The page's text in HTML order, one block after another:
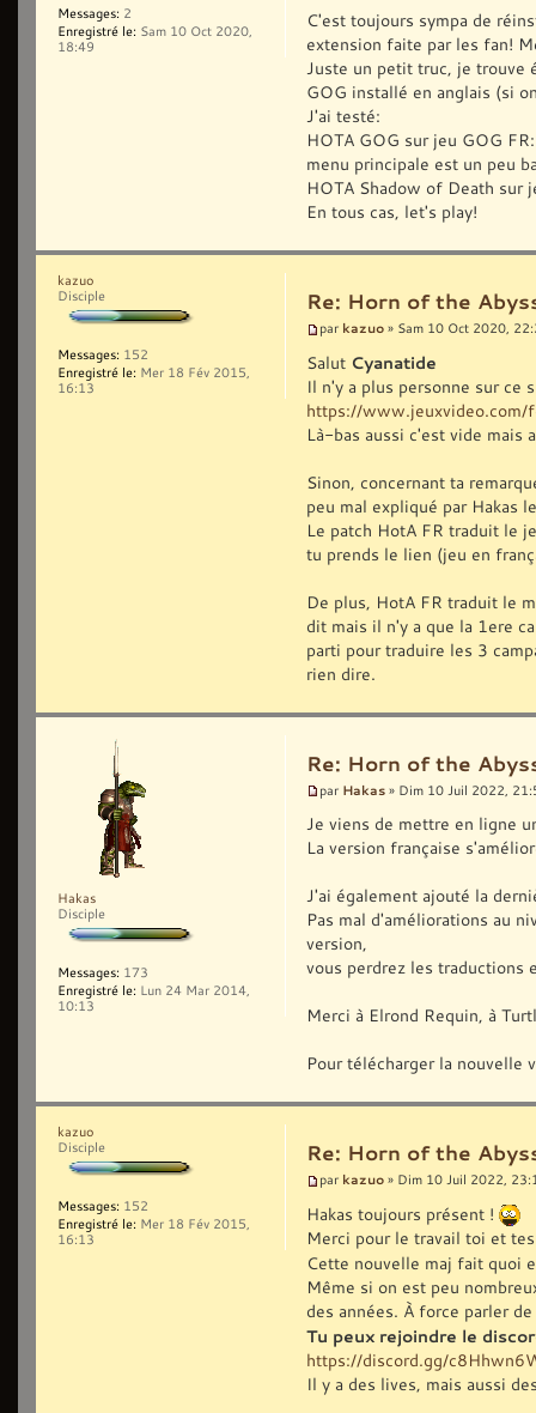
C'est toujours sympa de
extension faite par les fan!
Juste un petit truc, je trouve
GOG installé en anglais (si
J'ai testé:
HOTA GOG sur jeu GOG
menu principale est un peu
HOTA Shadow of Death sur
En tous cas, let's play!
Messages: 2
Enregistré le: Sam 10 Oct 2020,
18:49
Re: Horn of the
par kazuo » Sam 10 Oct 2020,
Salut Cyanatide
Il n'y a plus personne sur ce
https://
Là-bas aussi c'est vide mais
Sinon, concernant ta
peu mal expliqué par Hakas
Le patch HotA FR traduit le
tu prends le lien (jeu en
De plus, HotA FR traduit le
dit mais il n'y a que la 1ere
parti pour traduire les 3
rien dire.
kazuo
Disciple
Messages: 152
Enregistré le: Mer 18 Fév 2015,
16:13
Re: Horn of the
par Hakas » Dim 10 Juil 2022,
Je viens de mettre en ligne
La version française
J'ai également ajouté la
Pas mal d'améliorations au
version,
vous perdrez les traductions
Merci à Elrond Requin, à
Pour télécharger la
Hakas
Disciple
Messages: 173
Enregistré le: Lun 24 Mar 2014,
10:13
Re: Horn of the
par kazuo » Dim 10 Juil 2022,
Hakas toujours présent !
Merci pour le travail toi et
Cette nouvelle maj fait quoi
Même si on est peu
des années. À force parler
Tu peux rejoindre le
https://discord.gg/
Il y a des lives, mais aussi
kazuo
Disciple
Messages: 152
Enregistré le: Mer 18 Fév 2015,
16:13